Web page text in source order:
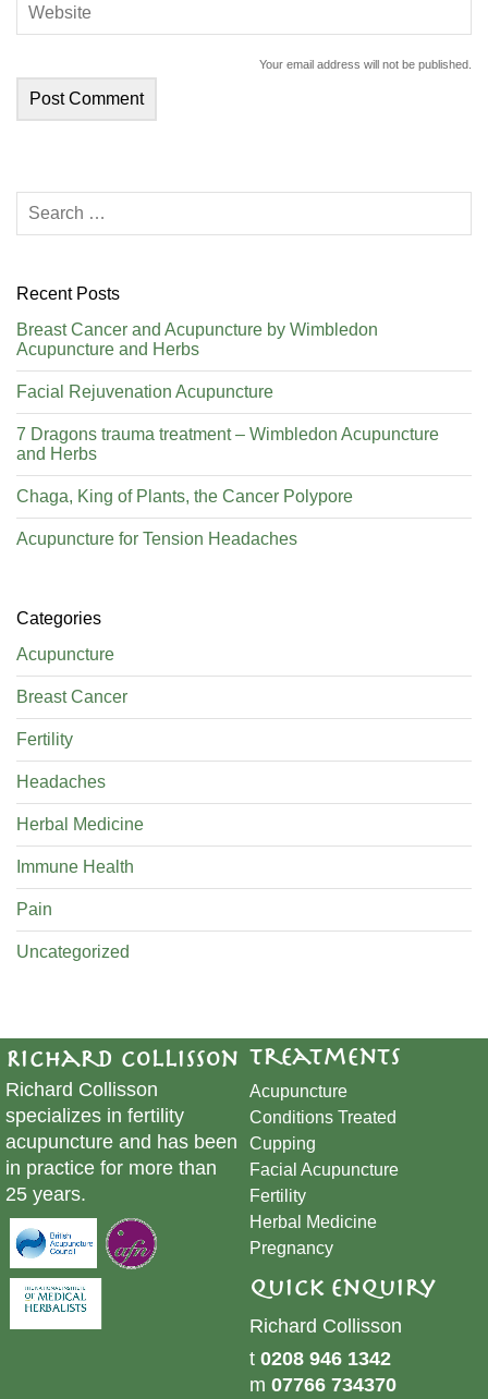
Your email address will not be published.
Recent Posts
Breast Cancer and Acupuncture by Wimbledon
Acupuncture and Herbs
Facial Rejuvenation Acupuncture
7 Dragons trauma treatment – Wimbledon Acupuncture
and Herbs
Chaga, King of Plants, the Cancer Polypore
Acupuncture for Tension Headaches
Categories
Acupuncture
Breast Cancer
Fertility
Headaches
Herbal Medicine
Immune Health
Pain
Uncategorized
Richard Collisson
Richard Collisson
specializes in fertility
acupuncture and has been
in practice for more than
25 years.
Treatments
Acupuncture
Conditions Treated
Cupping
​Facial Acupuncture
Fertility
Herbal Medicine
Pregnancy
Quick Enquiry
Richard Collisson
t 0208 946 1342
m 07766 734370